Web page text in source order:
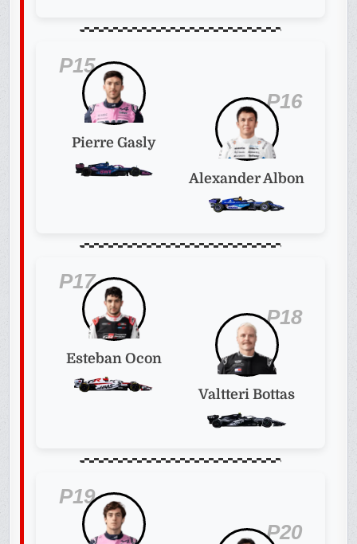
P15
Pierre Gasly
P16
Alexander Albon
P17
Esteban Ocon
P18
Valtteri Bottas
P19
P20